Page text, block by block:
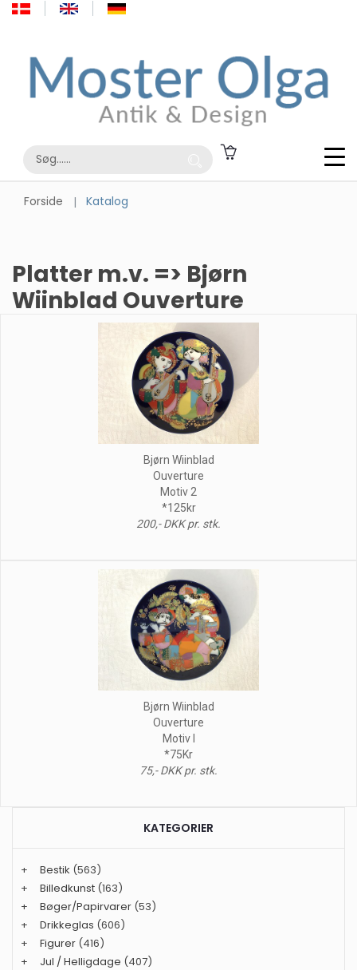
Forside Katalog
Platter m.v. => Bjørn
Wiinblad Ouverture
Bjørn Wiinblad
Ouverture
Motiv 2
*125kr
200,- DKK pr. stk.
Bjørn Wiinblad
Ouverture
Motiv I
*75Kr
75,- DKK pr. stk.
KATEGORIER
+ Bestik (563)
+
Billedkunst (163)
+
Bøger/Papirvarer (53)
+
Drikkeglas (606)
+
Figurer (416)
+
Jul / Helligdage (407)